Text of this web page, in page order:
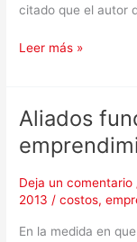
citado que el autor
Leer más »
Aliados
Deja un comentario
2013 /costos,
En la medida en
Aliados
fundamenteales
del
emprendimiento.